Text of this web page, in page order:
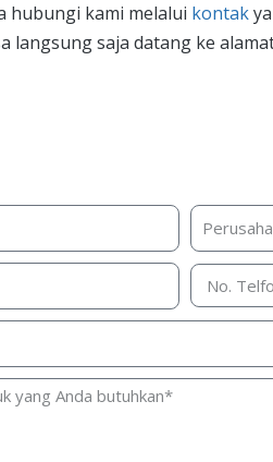
hubungi kami melalui kontak
langsung saja datang ke